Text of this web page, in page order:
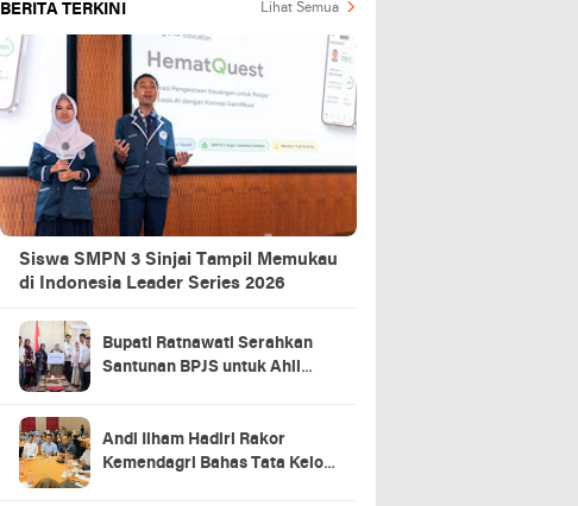
BERITA TERKINI Lihat Semua
Siswa SMPN 3 Sinjai Tampil Memukau
di Indonesia Leader Series 2026
Bupati Ratnawati Serahkan
Santunan BPJS untuk Ahli
Andi Ilham Hadiri Rakor
Kemendagri Bahas Tata Kelola